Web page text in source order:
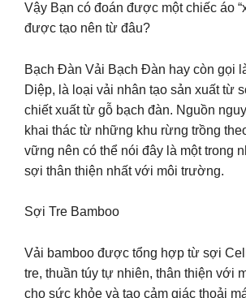
Vậy Bạn có đoán được một chiếc áo
được tạo nên từ đâu?
Bạch Đàn Vải Bạch Đàn hay còn gọi
Diệp, là loại vải nhân tạo sản xuất từ
chiết xuất từ gỗ bạch đàn. Nguồn
khai thác từ những khu rừng trồng
vững nên có thể nói đây là một trong
sợi thân thiện nhất với môi trường.
Sợi Tre Bamboo
Vải bamboo được tổng hợp từ sợi
tre, thuần túy tự nhiên, thân thiện với
cho sức khỏe và tạo cảm giác thoải